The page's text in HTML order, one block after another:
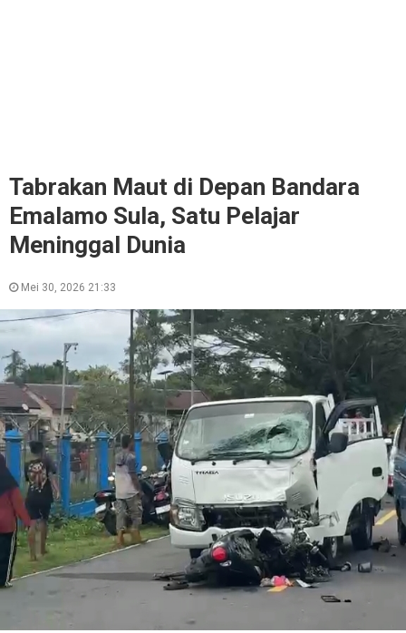
Tabrakan Maut di Depan Bandara
Emalamo Sula, Satu Pelajar
Meninggal Dunia
Mei 30, 2026 21:33